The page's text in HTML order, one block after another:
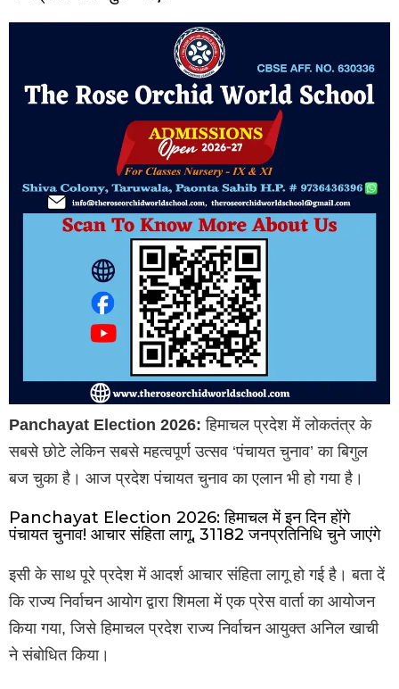
Panchayat Election 2026: हिमाचल प्रदेश में लोकतंत्र के
सबसे छोटे लेकिन सबसे महत्वपूर्ण उत्सव ‘पंचायत चुनाव’ का बिगुल
बज चुका है। आज प्रदेश पंचायत चुनाव का एलान भी हो गया है।
Panchayat Election 2026: हिमाचल में इन दिन होंगे
पंचायत चुनाव! आचार संहिता लागू, 31182 जनप्रतिनिधि चुने जाएंगे
इसी के साथ पूरे प्रदेश में आदर्श आचार संहिता लागू हो गई है। बता दें
कि राज्य निर्वाचन आयोग द्वारा शिमला में एक प्रेस वार्ता का आयोजन
किया गया, जिसे हिमाचल प्रदेश राज्य निर्वाचन आयुक्त अनिल खाची
ने संबोधित किया।